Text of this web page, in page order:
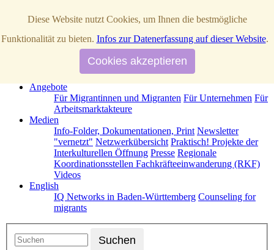
Über Uns
News / Aktuelles
IQ Netzwerke in Baden-Württemberg
Operative Partner Strategische Partner
Förderprogramm IQ Kontakt
Angebote
Für Migrantinnen und Migranten Für Unternehmen Für
Arbeitsmarktakteure
Medien
Info-Folder, Dokumentationen, Print Newsletter
"vernetzt" Netzwerkübersicht Praktisch! Projekte der
Interkulturellen Öffnung Presse Regionale
Koordinationsstellen Fachkräfteeinwanderung (RKF)
Videos
English
IQ Networks in Baden-Württemberg Counseling for
migrants
Diese Website nutzt Cookies, um Ihnen die bestmögliche
Funktionalität zu bieten. Infos zur Datenerfassung auf dieser Website.
Cookies akzeptieren